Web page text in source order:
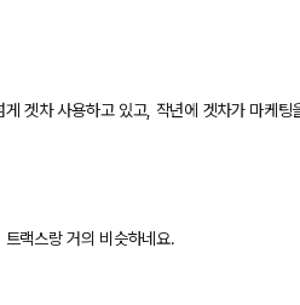
겟차 사용하고 있고, 작년에 겟차가 마케
말씀하신거 처럼
랙스랑 거의 비슷하네요.